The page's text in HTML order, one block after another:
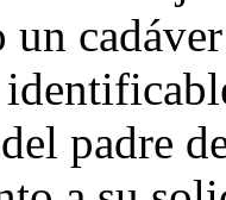
un
padre